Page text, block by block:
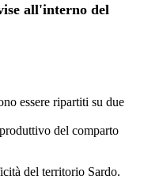
all'interno del
essere ripartiti su due
del comparto
del territorio Sardo.